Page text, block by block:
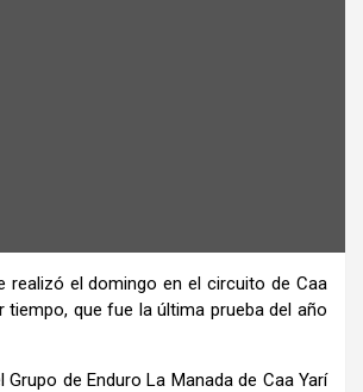
realizó el domingo en el circuito de Caa
tiempo, que fue la última prueba del año
Grupo de Enduro La Manada de Caa Yarí